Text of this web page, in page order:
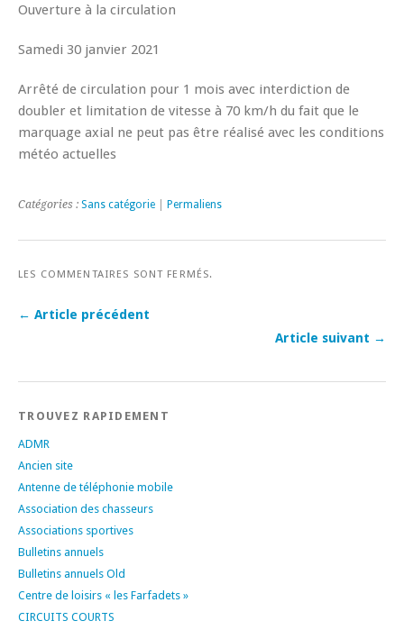
Ouverture à la circulation
Samedi 30 janvier 2021
Arrêté de circulation pour 1 mois avec interdiction de
doubler et limitation de vitesse à 70 km/h du fait que le
marquage axial ne peut pas être réalisé avec les conditions
météo actuelles
Catégories : Sans catégorie Permaliens
LES COMMENTAIRES SONT FERMÉS.
← Article précédent
Article suivant →
TROUVEZ RAPIDEMENT
ADMR
Ancien site
Antenne de téléphonie mobile
Association des chasseurs
Associations sportives
Bulletins annuels
Bulletins annuels Old
Centre de loisirs « les Farfadets »
CIRCUITS COURTS